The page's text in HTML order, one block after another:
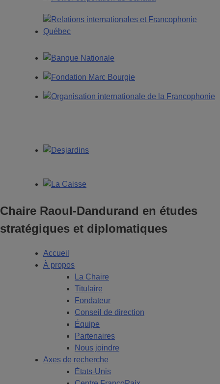
Chaire Raoul-Dandurand en études
stratégiques et diplomatiques
Accueil
À propos
La Chaire
Titulaire
Fondateur
Conseil de direction
Équipe
Partenaires
Nous joindre
Axes de recherche
États-Unis